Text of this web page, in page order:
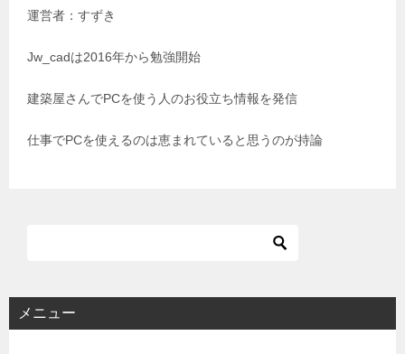
運営者：すずき
Jw_cadは2016年から勉強開始
建築屋さんでPCを使う人のお役立ち情報を発信
仕事でPCを使えるのは恵まれていると思うのが持論
メニュー